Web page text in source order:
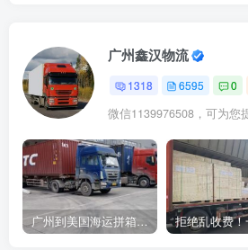
广州鑫汉物流
1318 6595 0
广州到美国海运拼箱多少钱？2024年最新运费构成+隐藏费用避坑指南